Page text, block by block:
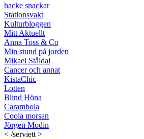
hacke snackar
Stationsvakt
Kulturbloggen
Mitt Aktuellt
Anna Toss & Co
Min stund på jorden
Mikael Ståldal
Cancer och annat
KistaChic
Lotten
Blind Höna
Carambola
Coola morsan
Jörgen Modin
< /serviett >